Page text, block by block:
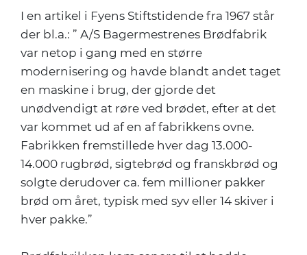
I en artikel i Fyens Stiftstidende fra 1967 står
der bl.a.: ” A/S Bagermestrenes Brødfabrik
var netop i gang med en større
modernisering og havde blandt andet taget
en maskine i brug, der gjorde det
unødvendigt at røre ved brødet, efter at det
var kommet ud af en af fabrikkens ovne.
Fabrikken fremstillede hver dag 13.000-
14.000 rugbrød, sigtebrød og franskbrød og
solgte derudover ca. fem millioner pakker
brød om året, typisk med syv eller 14 skiver i
hver pakke.”